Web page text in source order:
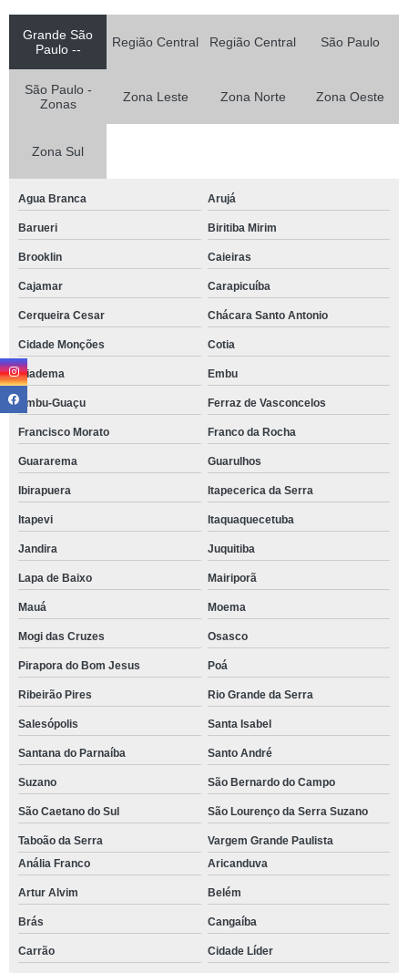
Grande São
Paulo --
Região Central Região Central São Paulo
São Paulo -
Zonas
Zona Leste Zona Norte Zona Oeste
Zona Sul
Agua Branca Arujá
Barueri Biritiba Mirim
Brooklin Caieiras
Cajamar Carapicuíba
Cerqueira Cesar Chácara Santo Antonio
Cidade Monções Cotia
Diadema Embu
Embu-Guaçu Ferraz de Vasconcelos
Francisco Morato Franco da Rocha
Guararema Guarulhos
Ibirapuera Itapecerica da Serra
Itapevi Itaquaquecetuba
Jandira Juquitiba
Lapa de Baixo Mairiporã
Mauá Moema
Mogi das Cruzes Osasco
Pirapora do Bom Jesus Poá
Ribeirão Pires Rio Grande da Serra
Salesópolis Santa Isabel
Santana do Parnaíba Santo André
Suzano São Bernardo do Campo
São Caetano do Sul São Lourenço da Serra Suzano
Taboão da Serra
Vargem Grande Paulista
Anália Franco
Aricanduva
Artur Alvim Belém
Brás Cangaíba
Carrão Cidade Líder